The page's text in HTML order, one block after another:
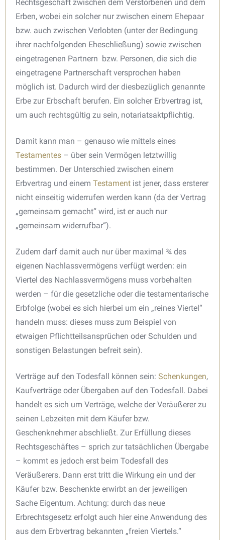
Rechtsgeschäft zwischen dem Verstorbenen und dem
Erben, wobei ein solcher nur zwischen einem Ehepaar
bzw. auch zwischen Verlobten (unter der Bedingung
ihrer nachfolgenden Eheschließung) sowie zwischen
eingetragenen Partnern bzw. Personen, die sich die
eingetragene Partnerschaft versprochen haben
möglich ist. Dadurch wird der diesbezüglich genannte
Erbe zur Erbschaft berufen. Ein solcher Erbvertrag ist,
um auch rechtsgültig zu sein, notariatsaktpflichtig.
Damit kann man – genauso wie mittels eines
Testamentes – über sein Vermögen letztwillig
bestimmen. Der Unterschied zwischen einem
Erbvertrag und einem Testament ist jener, dass ersterer
nicht einseitig widerrufen werden kann (da der Vertrag
„gemeinsam gemacht“ wird, ist er auch nur
„gemeinsam widerrufbar“).
Zudem darf damit auch nur über maximal ¾ des
eigenen Nachlassvermögens verfügt werden: ein
Viertel des Nachlassvermögens muss vorbehalten
werden – für die gesetzliche oder die testamentarische
Erbfolge (wobei es sich hierbei um ein „reines Viertel“
handeln muss: dieses muss zum Beispiel von
etwaigen Pflichtteilsansprüchen oder Schulden und
sonstigen Belastungen befreit sein).
Verträge auf den Todesfall können sein: Schenkungen,
Kaufverträge oder Übergaben auf den Todesfall. Dabei
handelt es sich um Verträge, welche der Veräußerer zu
seinen Lebzeiten mit dem Käufer bzw.
Geschenknehmer abschließt. Zur Erfüllung dieses
Rechtsgeschäftes – sprich zur tatsächlichen Übergabe
– kommt es jedoch erst beim Todesfall des
Veräußerers. Dann erst tritt die Wirkung ein und der
Käufer bzw. Beschenkte erwirbt an der jeweiligen
Sache Eigentum. Achtung: durch das neue
Erbrechtsgesetz erfolgt auch hier eine Anwendung des
aus dem Erbvertrag bekannten „freien Viertels.“